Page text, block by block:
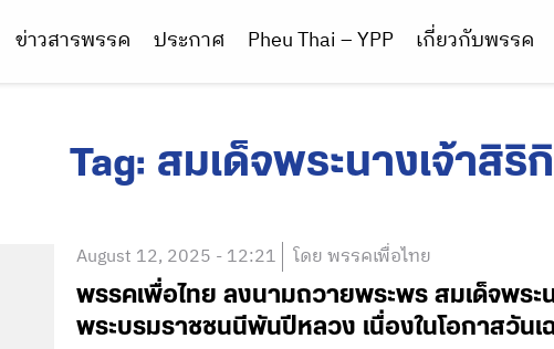
ข่าวสารพรรค ประกาศ Pheu Thai – YPP เกี่ยวกับพรรค
Tag: สมเด็จพระนางเจ้าสิริ
August 12, 2025 - 12:21 โดย พรรคเพื่อไทย
พรรคเพื่อไทย ลงนามถวายพระพร สมเด็จพระ
พระบรมราชชนนีพันปีหลวง เนื่องในโอกาสวัน